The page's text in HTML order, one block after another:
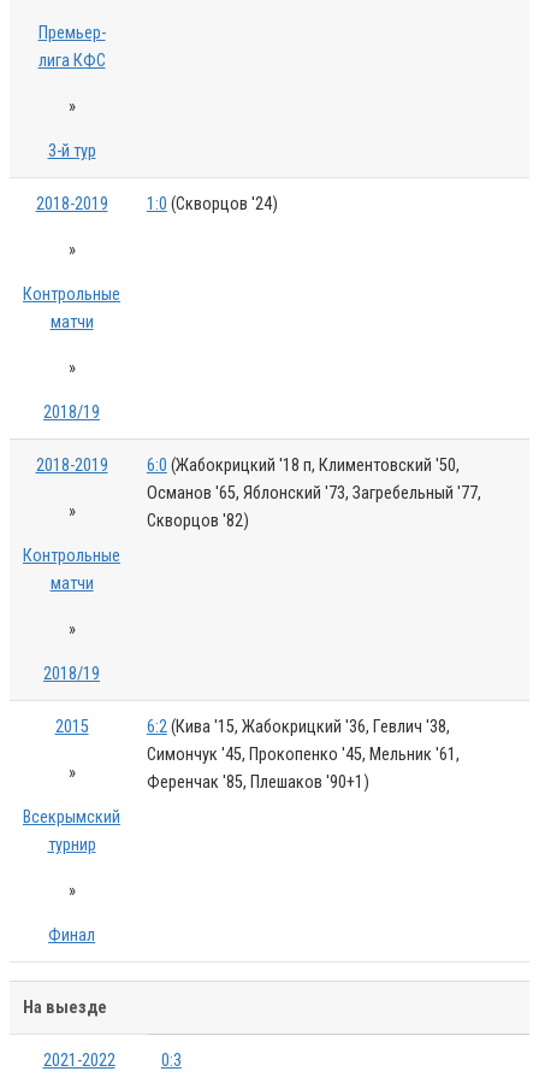
Премьер-
лига КФС
»
3-й тур
2018-2019
»
Контрольные
матчи
»
2018/19
1:0 (Скворцов '24)
2018-2019
»
Контрольные
матчи
»
2018/19
6:0 (Жабокрицкий '18 п, Климентовский '50,
Османов '65, Яблонский '73, Загребельный '77,
Скворцов '82)
2015
»
Всекрымский
турнир
»
Финал
6:2(Кива '15, Жабокрицкий '36, Гевлич '38,
Симончук '45, Прокопенко '45, Мельник '61,
Ференчак '85, Плешаков '90+1)
На выезде
2021-2022 0:3